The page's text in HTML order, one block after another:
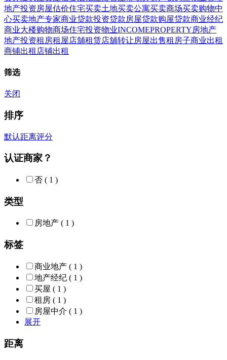
地产投资房屋估价住宅买卖土地买卖公寓买卖商场买卖购物中
心买卖地产专家商业贷款投资贷款房屋贷款购屋贷款商业经纪
商业大楼购物商场住宅投资物业INCOMEPROPERTY房地产
地产投资租房租屋店舖租赁店舖转让房屋出售租房子商业出租
商铺出租 店铺出租
筛选
关闭
排序
默认距离评分
认证商家？
否 ( 1 )
类型
房地产 ( 1 )
标签
商业地产 ( 1 )
地产经纪 ( 1 )
买屋 ( 1 )
租房 ( 1 )
房屋中介 ( 1 )
展开
距离